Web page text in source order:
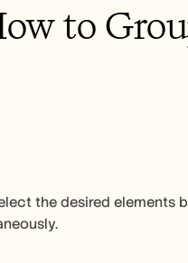
to
the desired elements